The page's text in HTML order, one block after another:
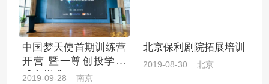
中国梦天使首期训练营
开营 暨一尊创投学院
成立仪式
2019-09-28 南京
北京保利剧院拓展培训
2019-08-30 北京